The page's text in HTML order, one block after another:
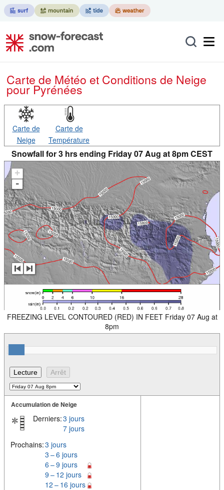
Carte de Météo et Conditions de Neige
pour Pyrénées
Carte de
Neige
Carte de
Température
Snowfall for 3 hrs ending Friday 07 Aug at 8pm CEST
+
-
FREEZING LEVEL CONTOURED (RED) IN FEET Friday 07 Aug at
8pm
Accumulation de Neige
Derniers:3 jours
7 jours
Prochains:3 jours
3 – 6 jours
6 – 9 jours
9 – 12 jours
12 – 16 jours